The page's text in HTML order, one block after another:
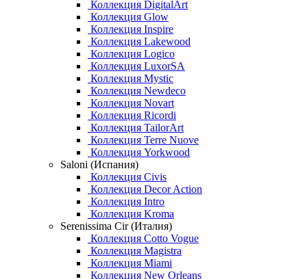
Коллекция DigitalArt
Коллекция Glow
Коллекция Inspire
Коллекция Lakewood
Коллекция Logico
Коллекция LuxorSA
Коллекция Mystic
Коллекция Newdeco
Коллекция Novart
Коллекция Ricordi
Коллекция TailorArt
Коллекция Terre Nuove
Коллекция Yorkwood
Saloni (Испания)
Коллекция Civis
Коллекция Decor Action
Коллекция Intro
Коллекция Kroma
Serenissima Cir (Италия)
Коллекция Cotto Vogue
Коллекция Magistra
Коллекция Miami
Коллекция New Orleans